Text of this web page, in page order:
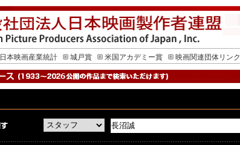
日本映画産業統計 城戸賞 米国アカデミー賞 映画関連団体リンク